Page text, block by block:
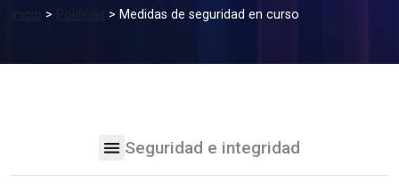
> > Medidas de seguridad en curso
Seguridad e integridad